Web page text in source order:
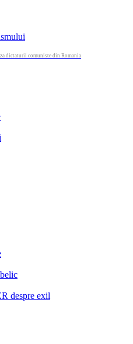
dictaturii comuniste din Romania
despre exil